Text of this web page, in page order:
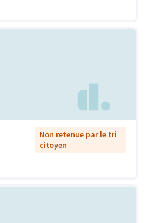
Non retenue par le tri
citoyen